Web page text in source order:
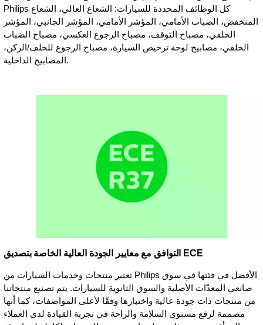
Philips كل الوظائف المحددة للسيارات: الشعاع العالي، الشعاع
المنخفض، الضباب الأمامي، المؤشر الأمامي، المؤشر الجانبي، المؤشر
الخلفي، مصباح التوقف، مصباح الرجوع العكسي، مصباح الضباب
الخلفي، مصابيح لوحة ترخيص السيارة، مصباح الرجوع للخلف/الركن،
المصابيح الداخلية.
التوافق مع معايير الجودة العالية الخاصة بتصديق ECE
تعتبر منتجات وخدمات السيارات من Philips الأفضل في فئتها في سوق
صانعي المعدّات الأصلية والسوق الثانوية للسيارات. يتم تصنيع منتجاتنا
من منتجات ذات جودة عالية واختبارها وفقًا لأعلى المواصفات، كما أنها
مصممة لرفع مستوى السلامة والراحة في تجربة القيادة لدى العملاء